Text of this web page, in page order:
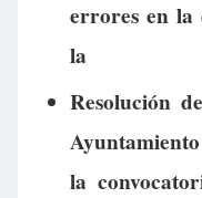
errores en la
la
Resolución
la